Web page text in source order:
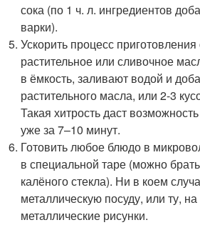
сока (по 1 ч. л. ингредиентов
варки).
Ускорить процесс
растительное или сливочное
в ёмкость, заливают водой и
растительного масла, или 2-3
Такая хитрость даст
уже за 7–10 минут.
Готовить любое блюдо в
в специальной таре (можно
калёного стекла). Ни в коем
металлическую посуду, или ту, на
металлические рисунки.